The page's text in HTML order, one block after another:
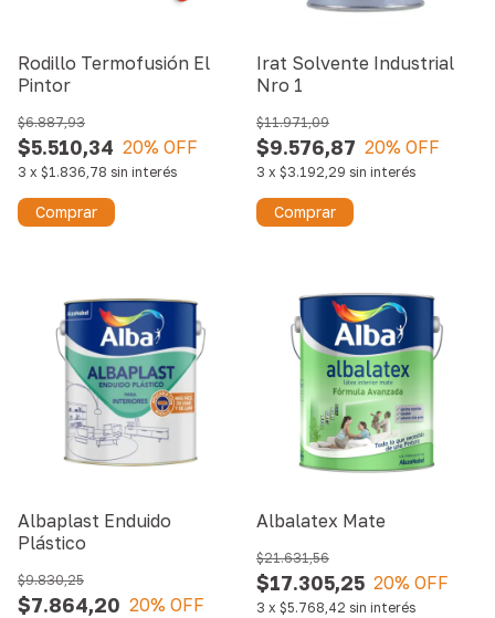
Rodillo Termofusión El
Pintor
$5.510,34
$6.887,93
20% OFF
3 x $1.836,78 sin interés
Comprar
Irat Solvente Industrial
Nro 1
$9.576,87
$11.971,09
20% OFF
3 x $3.192,29 sin interés
Comprar
Albaplast Enduido
Plástico
$7.864,20
$9.830,25
20% OFF
Albalatex Mate
$17.305,25
$21.631,56
20% OFF
3 x $5.768,42 sin interés